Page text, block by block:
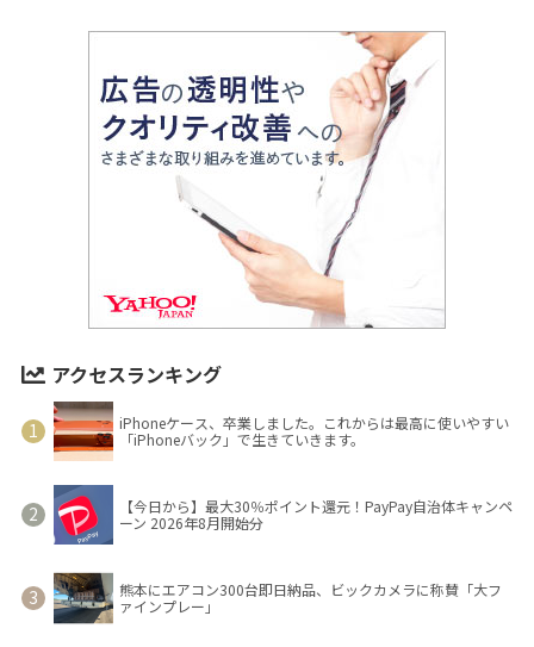
アクセスランキング
iPhoneケース、卒業しました。これからは最高に使いやすい
「iPhoneバック」で生きていきます。
【今日から】最大30％ポイント還元！PayPay自治体キャンペ
ーン 2026年8月開始分
熊本にエアコン300台即日納品、ビックカメラに称賛「大フ
ァインプレー」